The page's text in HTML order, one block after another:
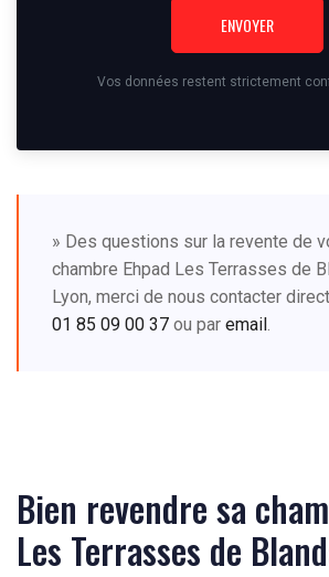
ENVOYER
Vos données restent strictement
» Des questions sur la revente de
chambre Ehpad Les Terrasses de
Lyon, merci de nous contacter
01 85 09 00 37 ou par email
Bien revendre sa
Les Terrasses de